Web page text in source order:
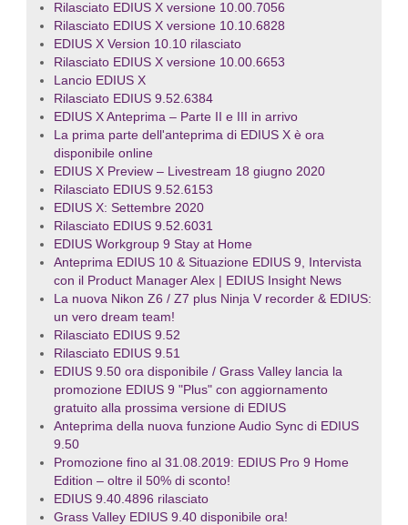
Rilasciato EDIUS X versione 10.00.7056
Rilasciato EDIUS X versione 10.10.6828
EDIUS X Version 10.10 rilasciato
Rilasciato EDIUS X versione 10.00.6653
Lancio EDIUS X
Rilasciato EDIUS 9.52.6384
EDIUS X Anteprima – Parte II e III in arrivo
La prima parte dell'anteprima di EDIUS X è ora
disponibile online
EDIUS X Preview – Livestream 18 giugno 2020
Rilasciato EDIUS 9.52.6153
EDIUS X: Settembre 2020
Rilasciato EDIUS 9.52.6031
EDIUS Workgroup 9 Stay at Home
Anteprima EDIUS 10 & Situazione EDIUS 9, Intervista
con il Product Manager Alex | EDIUS Insight News
La nuova Nikon Z6 / Z7 plus Ninja V recorder & EDIUS:
un vero dream team!
Rilasciato EDIUS 9.52
Rilasciato EDIUS 9.51
EDIUS 9.50 ora disponibile / Grass Valley lancia la
promozione EDIUS 9 "Plus" con aggiornamento
gratuito alla prossima versione di EDIUS
Anteprima della nuova funzione Audio Sync di EDIUS
9.50
Promozione fino al 31.08.2019: EDIUS Pro 9 Home
Edition – oltre il 50% di sconto!
EDIUS 9.40.4896 rilasciato
Grass Valley EDIUS 9.40 disponibile ora!